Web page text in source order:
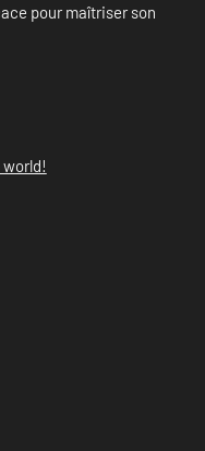
pour maîtriser son
world!